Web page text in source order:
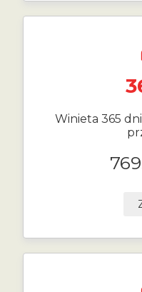
Winieta 365